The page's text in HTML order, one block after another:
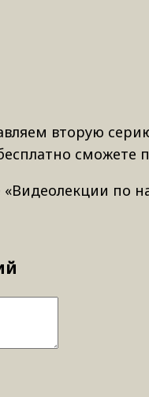
вторую
сможете
«Видеолекции по